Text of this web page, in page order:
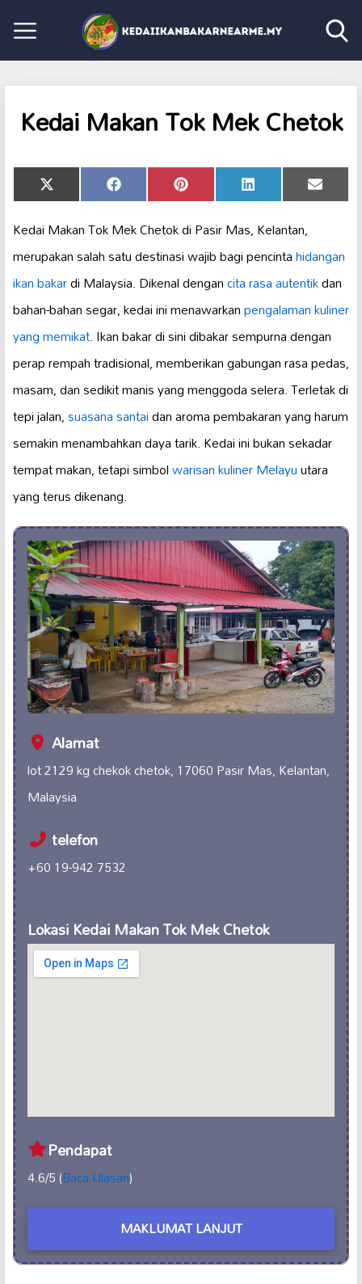
Kedai Makan Tok Mek Chetok
Share
on
X
(Twitter)
Share
on
Facebook Share
on
Pinterest Share
on
LinkedIn Share
on
Email
Kedai Makan Tok Mek Chetok di Pasir Mas, Kelantan,
merupakan salah satu destinasi wajib bagi pencintahidangan
ikan bakardi Malaysia. Dikenal dengancita rasa autentikdan
bahan-bahan segar, kedai ini menawarkanpengalaman kuliner
yang memikat. Ikan bakar di sini dibakar sempurna dengan
perap rempah tradisional, memberikan gabungan rasa pedas,
masam, dan sedikit manis yang menggoda selera. Terletak di
tepi jalan,suasana santaidan aroma pembakaran yang harum
semakin menambahkan daya tarik. Kedai ini bukan sekadar
tempat makan, tetapi simbolwarisan kuliner Melayuutara
yang terus dikenang.
Alamat
lot 2129 kg chekok chetok, 17060 Pasir Mas, Kelantan,
Malaysia
telefon
+60 19-942 7532
Lokasi Kedai Makan Tok Mek Chetok
Pendapat
4.6/5 (Baca Ulasan)
MAKLUMAT LANJUT